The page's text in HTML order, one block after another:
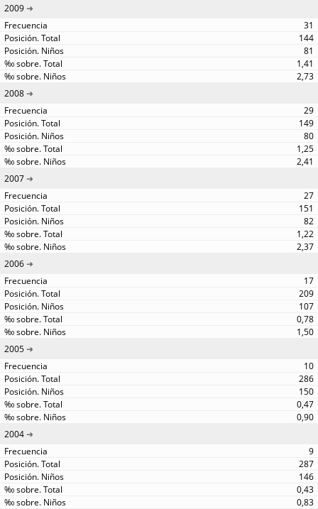
2009
31
144
81
1,41
2,73
2008
29
149
80
1,25
2,41
2007
27
151
82
1,22
2,37
2006
17
209
107
0,78
1,50
2005
10
286
150
0,47
0,90
2004
9
287
146
0,43
0,83